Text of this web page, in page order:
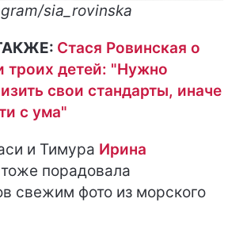
sia_rovinska
Стася Ровинская о
троих детей: "Нужно
свои стандарты, иначе
с ума"
и Тимура Ирина
тоже порадовала
свежим фото из морского